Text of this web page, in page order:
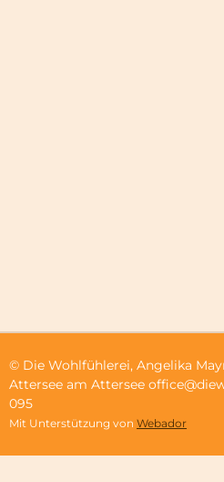
© Die Wohlfühlerei, Angelika
Attersee am Attersee
095
Mit Unterstützung von Webador